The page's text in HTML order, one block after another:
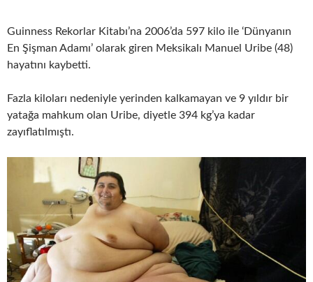
Guinness Rekorlar Kitabı’na 2006’da 597 kilo ile ‘Dünyanın
En Şişman Adamı’ olarak giren Meksikalı Manuel Uribe (48)
hayatını kaybetti.
Fazla kiloları nedeniyle yerinden kalkamayan ve 9 yıldır bir
yatağa mahkum olan Uribe, diyetle 394 kg’ya kadar
zayıflatılmıştı.